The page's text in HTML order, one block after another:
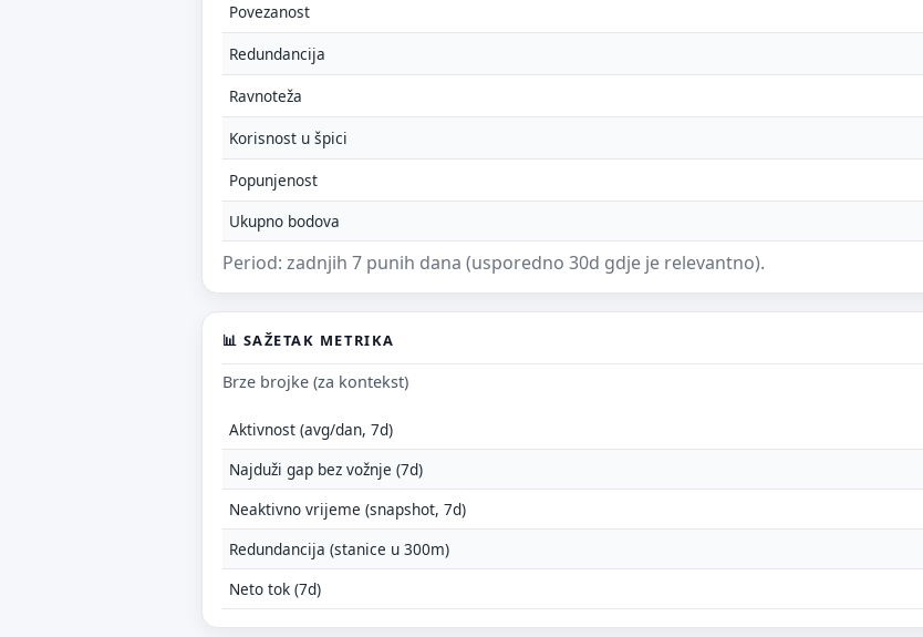
Povezanost
Redundancija
Ravnoteža
Korisnost u špici
Popunjenost
Ukupno bodova
Period: zadnjih 7 punih dana (usporedno 30d gdje je relevantno).
📊 SAŽETAK METRIKA
Brze brojke (za kontekst)
Aktivnost (avg/dan, 7d)
Najduži gap bez vožnje (7d)
Neaktivno vrijeme (snapshot, 7d)
Redundancija (stanice u 300m)
Neto tok (7d)